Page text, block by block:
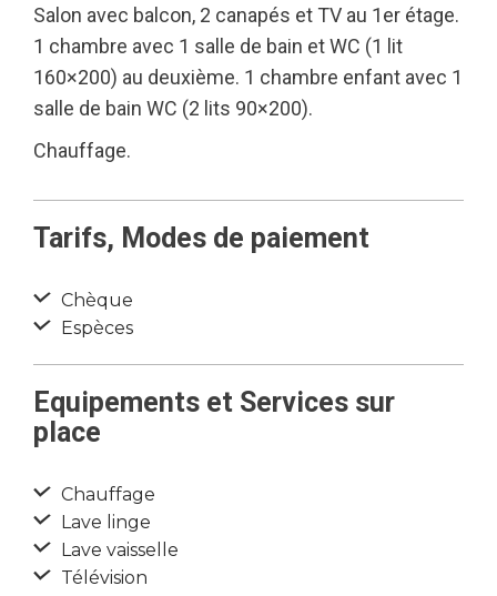
Salon avec balcon, 2 canapés et TV au 1er étage.
1 chambre avec 1 salle de bain et WC (1 lit
160×200) au deuxième. 1 chambre enfant avec 1
salle de bain WC (2 lits 90×200).
Chauffage.
Tarifs, Modes de paiement
Chèque
Espèces
Equipements et Services sur
place
Chauffage
Lave linge
Lave vaisselle
Télévision